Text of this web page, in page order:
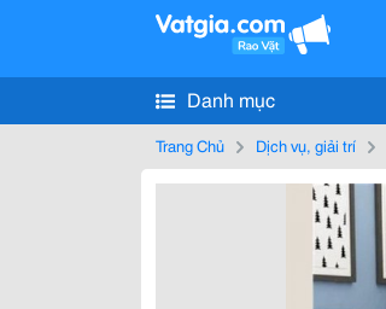
Danh mục
Trang Chủ Dịch vụ, giải trí